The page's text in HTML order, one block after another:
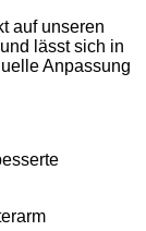
auf unseren
lässt sich in
Anpassung